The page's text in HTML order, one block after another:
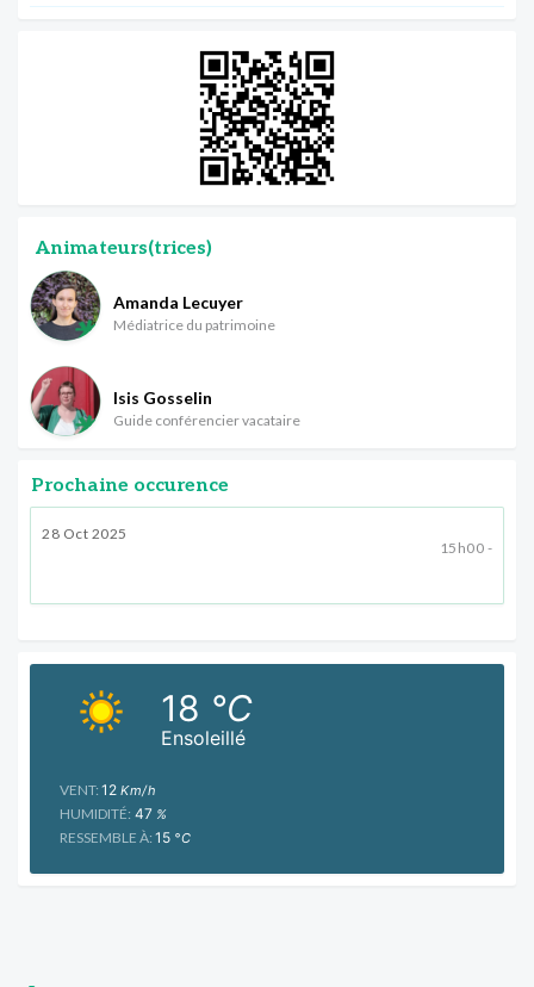
Animateurs(trices)
Amanda Lecuyer
Médiatrice du patrimoine
Isis Gosselin
Guide conférencier vacataire
Prochaine occurence
28 Oct 2025
15h00 -
Ensoleillé
18 °C
VENT: 12 Km/h
HUMIDITÉ: 47 %
RESSEMBLE À: 15 °C